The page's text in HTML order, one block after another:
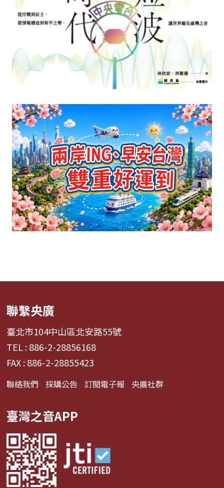
聯繫央廣
臺北市104中山區北安路55號
TEL : 886-2-28856168
FAX : 886-2-28855423
聯絡我們 採購公告 訂閱電子報 央廣社群
臺灣之音APP